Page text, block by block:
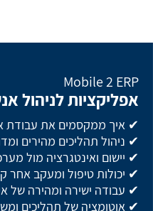
Mobile 2 ERP
אפליקציות לניהול
✔ איך ממקסמים את עבודת
✔ ניהול תהליכים מהירים
✔ יישום ואינטגרציה מול
✔ יכולות טיפול ומעקב אחר
✔ עבודה ישירה ומהירה של
✔ אוטומציה של תהליכים